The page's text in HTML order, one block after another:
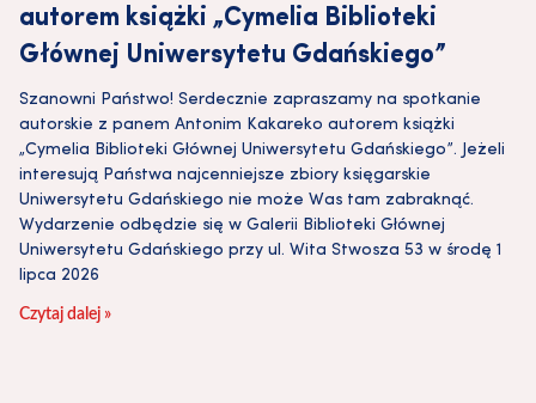
autorem książki „Cymelia Biblioteki
Głównej Uniwersytetu Gdańskiego”
Szanowni Państwo! Serdecznie zapraszamy na spotkanie
autorskie z panem Antonim Kakareko autorem książki
„Cymelia Biblioteki Głównej Uniwersytetu Gdańskiego”. Jeżeli
interesują Państwa najcenniejsze zbiory księgarskie
Uniwersytetu Gdańskiego nie może Was tam zabraknąć.
Wydarzenie odbędzie się w Galerii Biblioteki Głównej
Uniwersytetu Gdańskiego przy ul. Wita Stwosza 53 w środę 1
lipca 2026
Czytaj dalej »